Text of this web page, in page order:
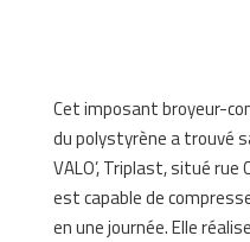
Cet imposant broyeur-
du polystyrène a trouvé
VALO’, Triplast, situé rue
est capable de
en une journée. Elle